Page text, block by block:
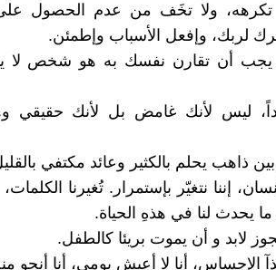
ولا تخَف من عدم الحصول
لربك، وإفعل الأسباب وإطمئن.
يجب أن تقارن نفسك به هو شخص لا
ليس ﻷنك غامض بل ﻷنك حقيقي
إننا نتغيّر بإستمرار. تُغيرنا الكلمات،
يحدث لنا في هذهِ الحياة.